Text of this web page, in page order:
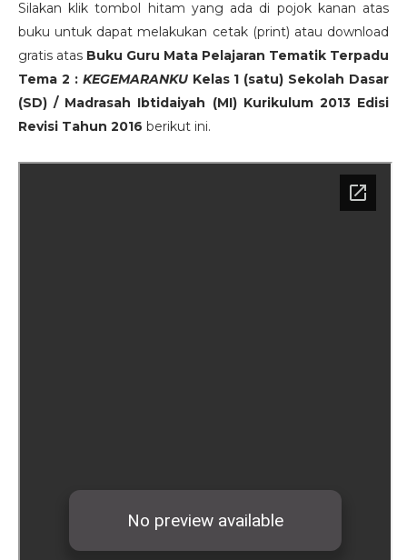
Silakan klik tombol hitam yang ada di pojok kanan atas
buku untuk dapat melakukan cetak (print) atau download
gratis atas Buku Guru Mata Pelajaran Tematik Terpadu
Tema 2 : KEGEMARANKUKelas 1 (satu) Sekolah Dasar
(SD) / Madrasah Ibtidaiyah (MI) Kurikulum 2013 Edisi
Revisi Tahun 2016 berikut ini.